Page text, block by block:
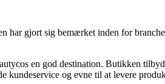
gjort sig bemærket inden for
en god destination. Butikken
og evne til at levere